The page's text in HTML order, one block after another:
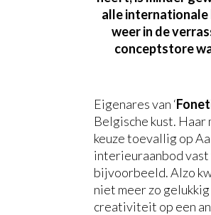
alle internationale
weer in de
conceptstore
Eigenares van ‘
Belgische kust.
keuze toevallig op
interieuraanbod
bijvoorbeeld. Alzo
niet meer zo
creativiteit op een